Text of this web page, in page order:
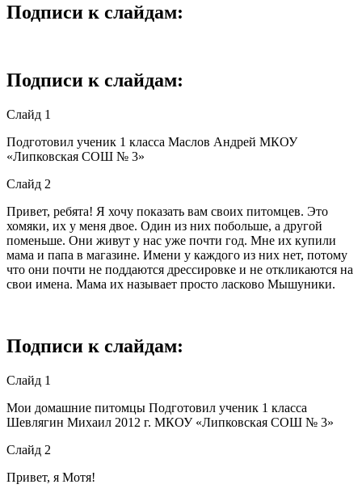
Подписи к слайдам:
Подписи к слайдам:
Слайд 1
Подготовил ученик 1 класса Маслов Андрей МКОУ
«Липковская СОШ № 3»
Слайд 2
Привет, ребята! Я хочу показать вам своих питомцев. Это
хомяки, их у меня двое. Один из них побольше, а другой
поменьше. Они живут у нас уже почти год. Мне их купили
мама и папа в магазине. Имени у каждого из них нет, потому
что они почти не поддаются дрессировке и не откликаются на
свои имена. Мама их называет просто ласково Мышуники.
Подписи к слайдам:
Слайд 1
Мои домашние питомцы Подготовил ученик 1 класса
Шевлягин Михаил 2012 г. МКОУ «Липковская СОШ № 3»
Слайд 2
Привет, я Мотя!